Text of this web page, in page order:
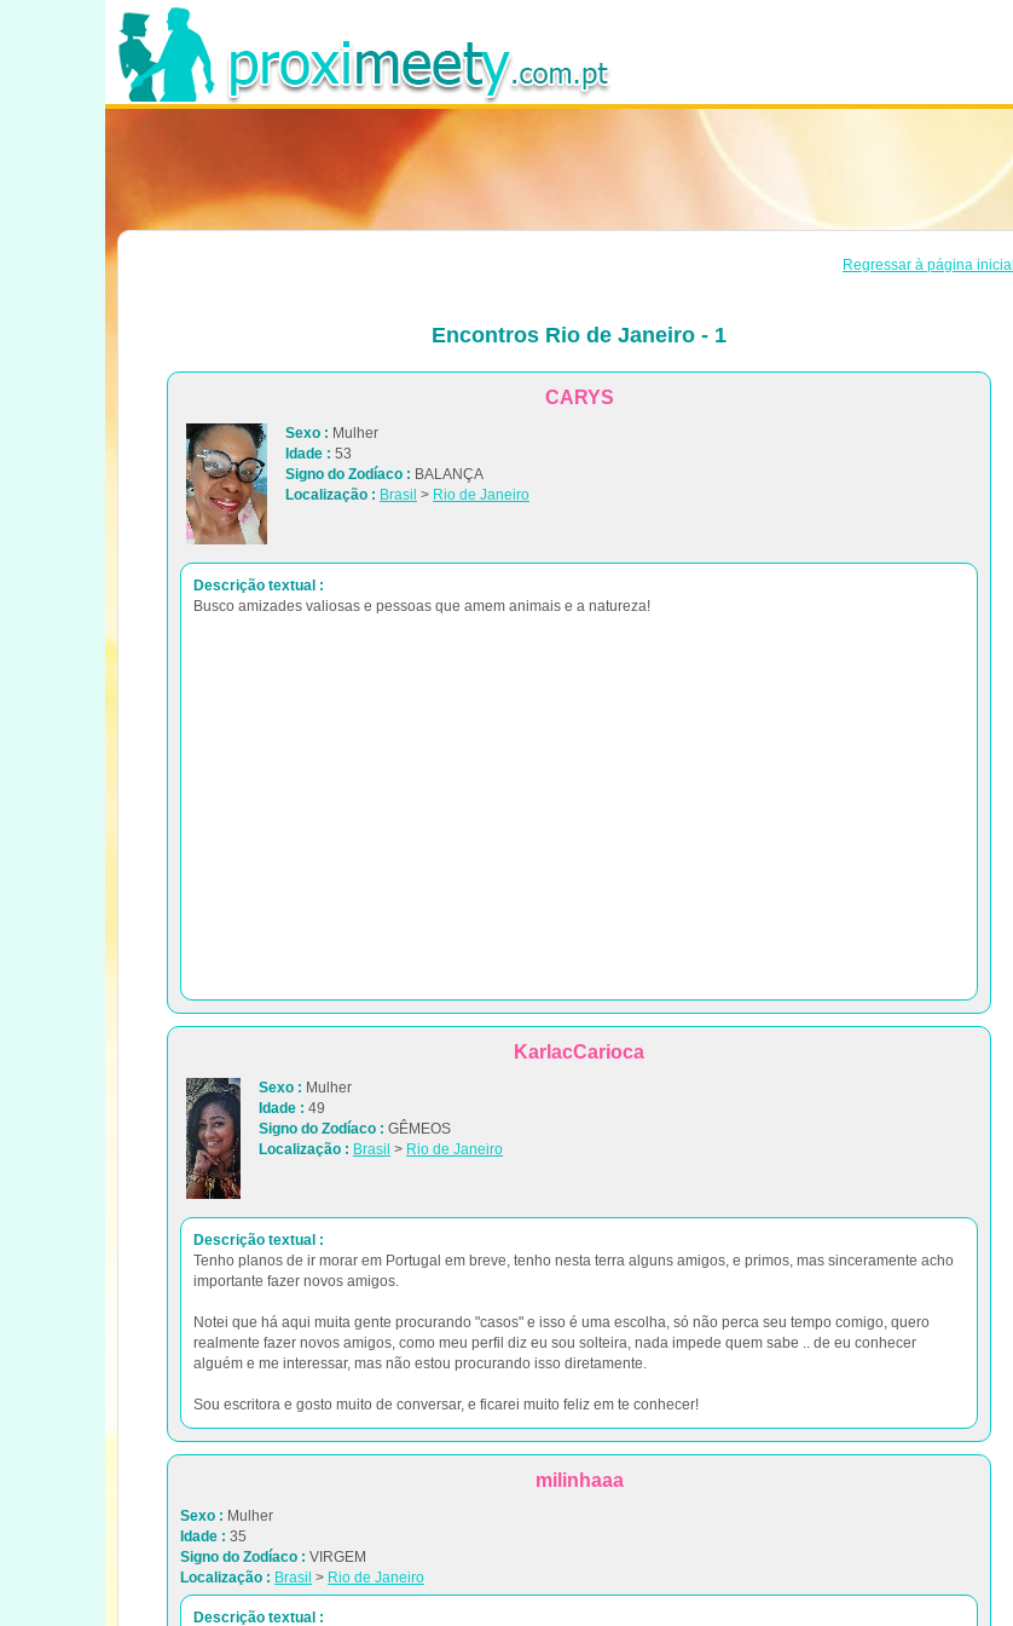
Regressar à página inicial
Encontros Rio de Janeiro - 1
CARYS
Sexo : Mulher
Idade : 53
Signo do Zodíaco : BALANÇA
Localização : Brasil > Rio de Janeiro
Descrição textual :
Busco amizades valiosas e pessoas que amem animais e a natureza!
KarlacCarioca
Sexo : Mulher
Idade : 49
Signo do Zodíaco : GÊMEOS
Localização : Brasil > Rio de Janeiro
Descrição textual :
Tenho planos de ir morar em Portugal em breve, tenho nesta terra alguns amigos, e primos, mas sinceramente acho
importante fazer novos amigos.
Notei que há aqui muita gente procurando "casos" e isso é uma escolha, só não perca seu tempo comigo, quero
realmente fazer novos amigos, como meu perfil diz eu sou solteira, nada impede quem sabe .. de eu conhecer
alguém e me interessar, mas não estou procurando isso diretamente.
Sou escritora e gosto muito de conversar, e ficarei muito feliz em te conhecer!
milinhaaa
Sexo : Mulher
Idade : 35
Signo do Zodíaco : VIRGEM
Localização : Brasil > Rio de Janeiro
Descrição textual :